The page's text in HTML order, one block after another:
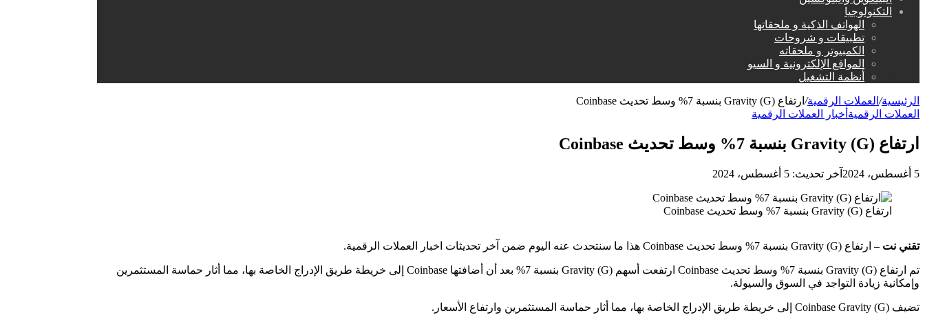
التكنولوجيا
الهواتف الذكية و ملحقاتها
تطبيقات و شروحات
الكمبيوتر و ملحقاته
المواقع الإلكترونية و السيو
أنظمة التشغيل
الرئيسية/ العملات الرقمية/ ارتفاع Gravity (G) بنسبة 7% وسط تحديث Coinbase
العملات الرقمية أخبار العملات الرقمية
ارتفاع Gravity (G) بنسبة 7% وسط تحديث Coinbase
5 أغسطس، 2024 آخر تحديث: 5 أغسطس، 2024
ارتفاع Gravity (G) بنسبة 7% وسط تحديث Coinbase
تقني نت – ارتفاع Gravity (G) بنسبة 7% وسط تحديث Coinbase هذا ما سنتحدث عنه اليوم ضمن آخر تحديثات اخبار العملات الرقمية.
تم ارتفاع Gravity (G) بنسبة 7% وسط تحديث Coinbase ارتفعت أسهم Gravity (G) بنسبة 7% بعد أن أضافتها Coinbase إلى خريطة طريق الإدراج الخاصة بها، مما أثار حماسة المستثمرين
وإمكانية زيادة التواجد في السوق والسيولة.
تضيف Coinbase Gravity (G) إلى خريطة طريق الإدراج الخاصة بها، مما أثار حماسة المستثمرين وارتفاع الأسعار.